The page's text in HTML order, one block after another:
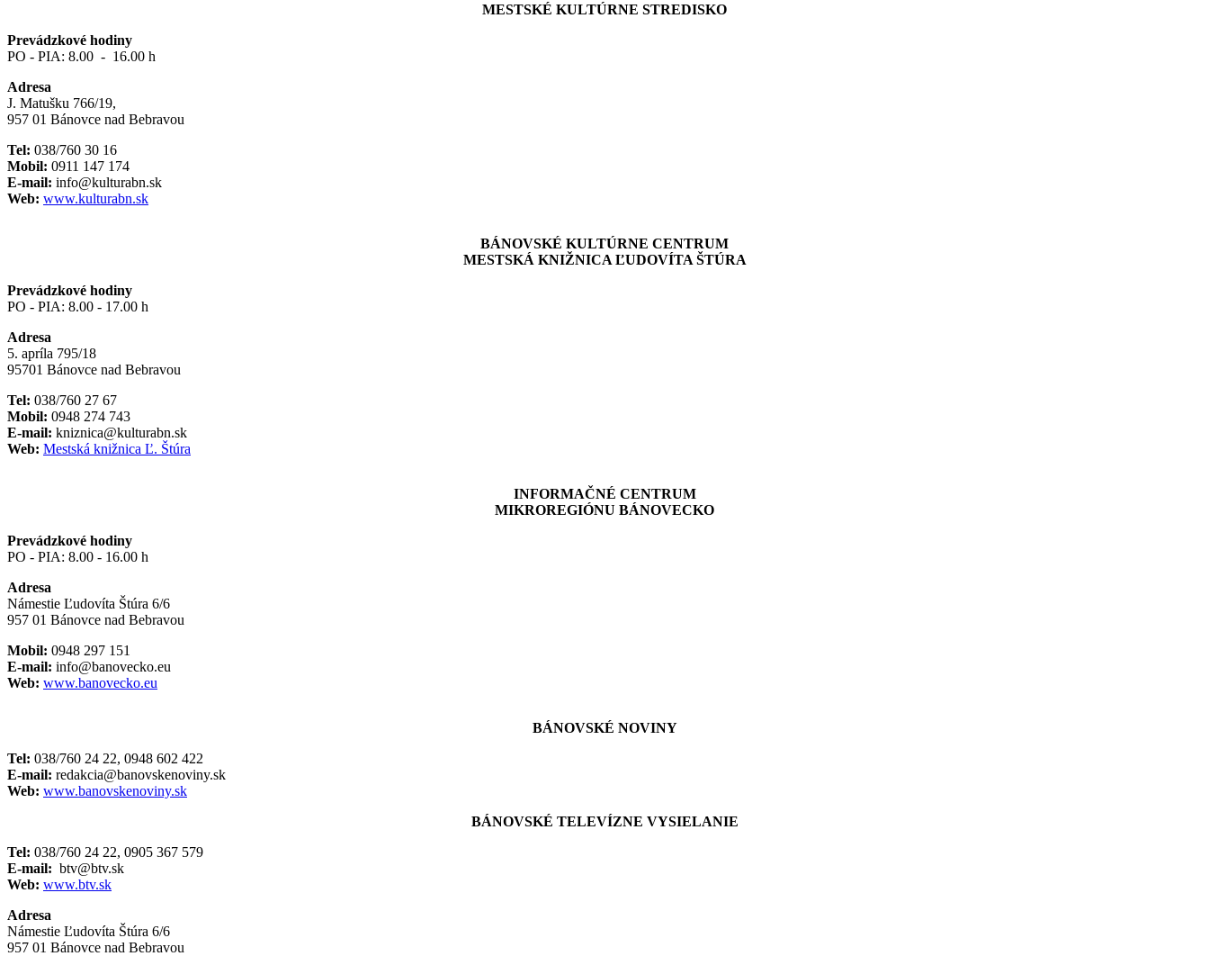
MESTSKÉ KULTÚRNE STREDISKO
Prevádzkové hodiny
PO - PIA: 8.00 - 16.00 h
Adresa
J. Matušku 766/19,
957 01 Bánovce nad Bebravou
Tel: 038/760 30 16
Mobil: 0911 147 174
E-mail: info@kulturabn.sk
Web: www.kulturabn.sk
BÁNOVSKÉ KULTÚRNE CENTRUM
MESTSKÁ KNIŽNICA ĽUDOVÍTA ŠTÚRA
Prevádzkové hodiny
PO - PIA: 8.00 - 17.00 h
Adresa
5. apríla 795/18
95701 Bánovce nad Bebravou
Tel: 038/760 27 67
Mobil: 0948 274 743
E-mail: kniznica@kulturabn.sk
Web: Mestská knižnica Ľ. Štúra
INFORMAČNÉ CENTRUM
MIKROREGIÓNU BÁNOVECKO
Prevádzkové hodiny
PO - PIA: 8.00 - 16.00 h
Adresa
Námestie Ľudovíta Štúra 6/6
957 01 Bánovce nad Bebravou
Mobil: 0948 297 151
E-mail: info@banovecko.eu
Web: www.banovecko.eu
BÁNOVSKÉ NOVINY
Tel: 038/760 24 22, 0948 602 422
E-mail: redakcia@banovskenoviny.sk
Web: www.banovskenoviny.sk
BÁNOVSKÉ TELEVÍZNE VYSIELANIE
Tel: 038/760 24 22, 0905 367 579
E-mail: btv@btv.sk
Web: www.btv.sk
Adresa
Námestie Ľudovíta Štúra 6/6
957 01 Bánovce nad Bebravou